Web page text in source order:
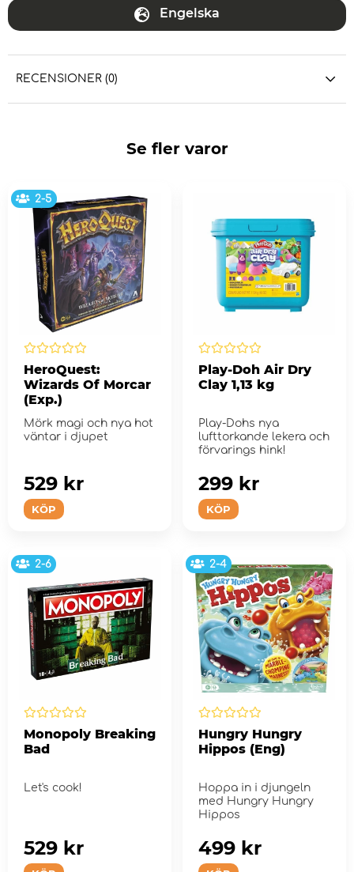
Engelska
RECENSIONER (0)
Se fler varor
2-5
HeroQuest:
Wizards Of Morcar
(Exp.)
Mörk magi och nya hot
väntar i djupet
KÖP
529 kr
Play-Doh Air Dry
Clay 1,13 kg
Play-Dohs nya
lufttorkande lekera och
förvarings hink!
KÖP
299 kr
2-6
Monopoly Breaking
Bad
Let's cook!
529 kr
2-4
Hungry Hungry
Hippos (Eng)
Hoppa in i djungeln
med Hungry Hungry
Hippos
499 kr